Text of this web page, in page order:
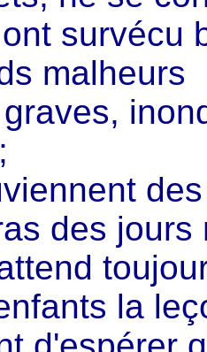
survécu
malheurs
des jours
la